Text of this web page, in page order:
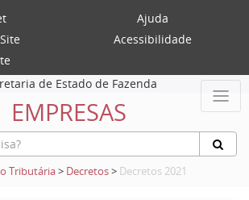
Ajuda
Acessibilidade
de Estado de Fazenda
EMPRESAS
Tributária> Decretos> Decretos 2021